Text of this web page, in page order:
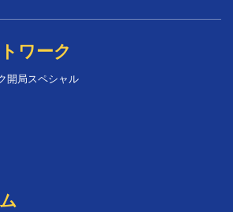
ワーク
開局スペシャル